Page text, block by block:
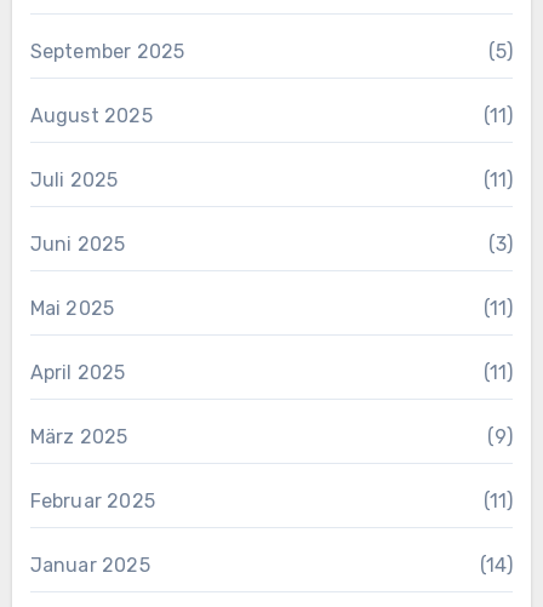
September 2025 (5)
August 2025 (11)
Juli 2025 (11)
Juni 2025 (3)
Mai 2025 (11)
April 2025 (11)
März 2025 (9)
Februar 2025 (11)
Januar 2025 (14)